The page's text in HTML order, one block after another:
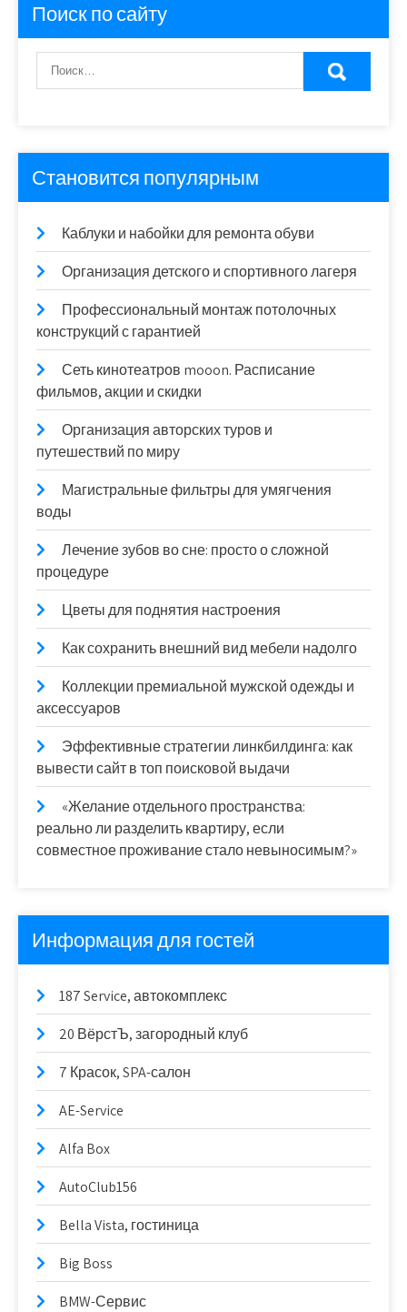
Поиск по сайту
Становится популярным
Каблуки и набойки для ремонта обуви
Организация детского и спортивного лагеря
Профессиональный монтаж потолочных
конструкций с гарантией
Сеть кинотеатров mooon. Расписание
фильмов, акции и скидки
Организация авторских туров и
путешествий по миру
Магистральные фильтры для умягчения
воды
Лечение зубов во сне: просто о сложной
процедуре
Цветы для поднятия настроения
Как сохранить внешний вид мебели надолго
Коллекции премиальной мужской одежды и
аксессуаров
Эффективные стратегии линкбилдинга: как
вывести сайт в топ поисковой выдачи
«Желание отдельного пространства:
реально ли разделить квартиру, если
совместное проживание стало невыносимым?»
Информация для гостей
187 Service, автокомплекс
20 ВёрстЪ, загородный клуб
7 Красок, SPA-салон
AE-Service
Alfa Box
AutoClub156
Bella Vista, гостиница
Big Boss
BMW-Сервис